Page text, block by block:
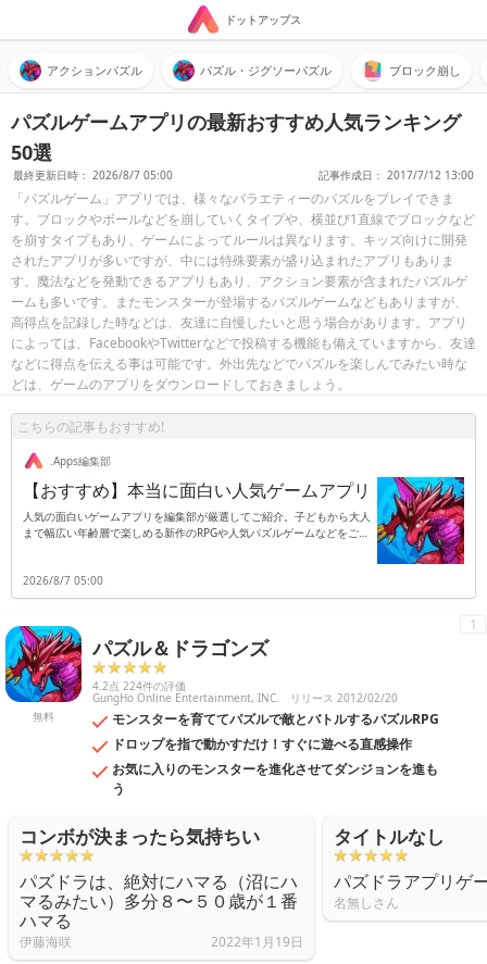
ドットアップス
アクションパズル パズル・ジグソーパズル ブロック崩し
パズルゲームアプリの最新おすすめ人気ランキング
50選
最終更新日時： 2026/8/7 05:00 記事作成日： 2017/7/12 13:00
「パズルゲーム」アプリでは、様々なバラエティーのパズルをプレイできま
す。ブロックやボールなどを崩していくタイプや、横並び1直線でブロックなど
を崩すタイプもあり、ゲームによってルールは異なります。キッズ向けに開発
されたアプリが多いですが、中には特殊要素が盛り込まれたアプリもありま
す。魔法などを発動できるアプリもあり、アクション要素が含まれたパズルゲ
ームも多いです。またモンスターが登場するパズルゲームなどもありますが、
高得点を記録した時などは、友達に自慢したいと思う場合があります。アプリ
によっては、FacebookやTwitterなどで投稿する機能も備えていますから、友達
などに得点を伝える事は可能です。外出先などでパズルを楽しんでみたい時な
どは、ゲームのアプリをダウンロードしておきましょう。
こちらの記事もおすすめ!
.Apps編集部
【おすすめ】本当に面白い人気ゲームアプリ
人気の面白いゲームアプリを編集部が厳選してご紹介。子どもから大人
まで幅広い年齢層で楽しめる新作のRPGや人気パズルゲームなどをご紹
2026/8/7 05:00
無料
パズル＆ドラゴンズ
4.2点 224件の評価
GungHo Online Entertainment, INC. リリース 2012/02/20
モンスターを育ててパズルで敵とバトルするパズルRPG
ドロップを指で動かすだけ！すぐに遊べる直感操作
お気に入りのモンスターを進化させてダンジョンを進も
う
1
コンボが決まったら気持ちい
パズドラは、絶対にハマる（沼にハ
マるみたい）多分８〜５０歳が１番
ハマる
伊藤海咲 2022年1月19日
タイトルなし
パズドラアプリゲ
名無しさん